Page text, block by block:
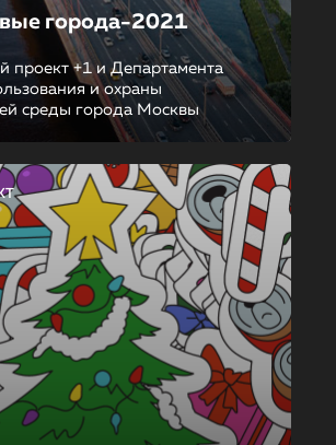
города-2021
проект +1 и Департамента
и охраны
среды города Москвы